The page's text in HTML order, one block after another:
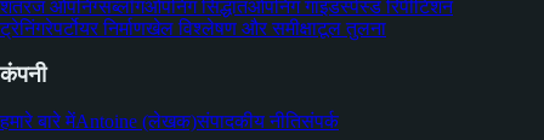
शतरंज ओपनिंग्सब्लॉगओपनिंग सिद्धांतओपनिंग गाइडस्पेस्ड रिपीटिशन
ट्रेनिंगरेपर्टोयर निर्माणखेल विश्लेषण और समीक्षाटूल तुलना
कंपनी
हमारे बारे मेंAntoine (लेखक)संपादकीय नीतिसंपर्क